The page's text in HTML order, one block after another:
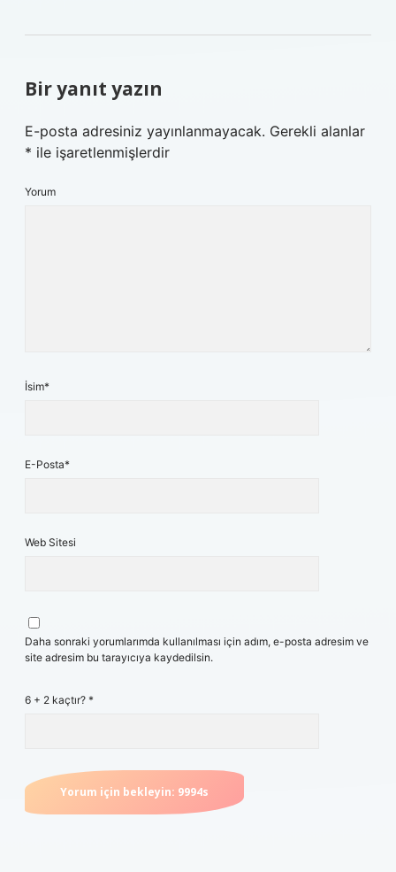
Bir yanıt yazın
E-posta adresiniz yayınlanmayacak. Gerekli alanlar
* ile işaretlenmişlerdir
Yorum
İsim*
E-Posta*
Web Sitesi
Daha sonraki yorumlarımda kullanılması için adım, e-posta adresim ve
site adresim bu tarayıcıya kaydedilsin.
6 + 2 kaçtır? *